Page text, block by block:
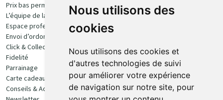
Nous utilisons des
cookies
Nous utilisons des cookies et
d'autres technologies de suivi
pour améliorer votre expérience
de navigation sur notre site, pour
Prix bas permanent
L’équipe de la pharmacie
Espace professionnel
Envoi d’ordonnance
Click & Collect
Fidelité
Parrainage
Carte cadeau
Conseils & Actualités
100% sécurisé
Retrait et livraison